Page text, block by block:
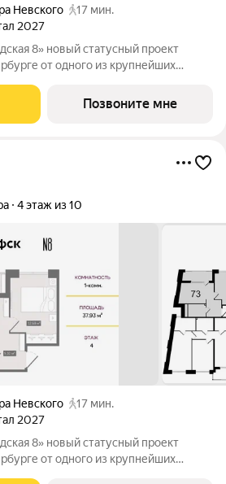
Невского
17 мин.
2027
проект
от одного из крупнейших
со сложившейся
близости
Позвоните мне
4 этаж из 10
Невского
17 мин.
2027
проект
от одного из крупнейших